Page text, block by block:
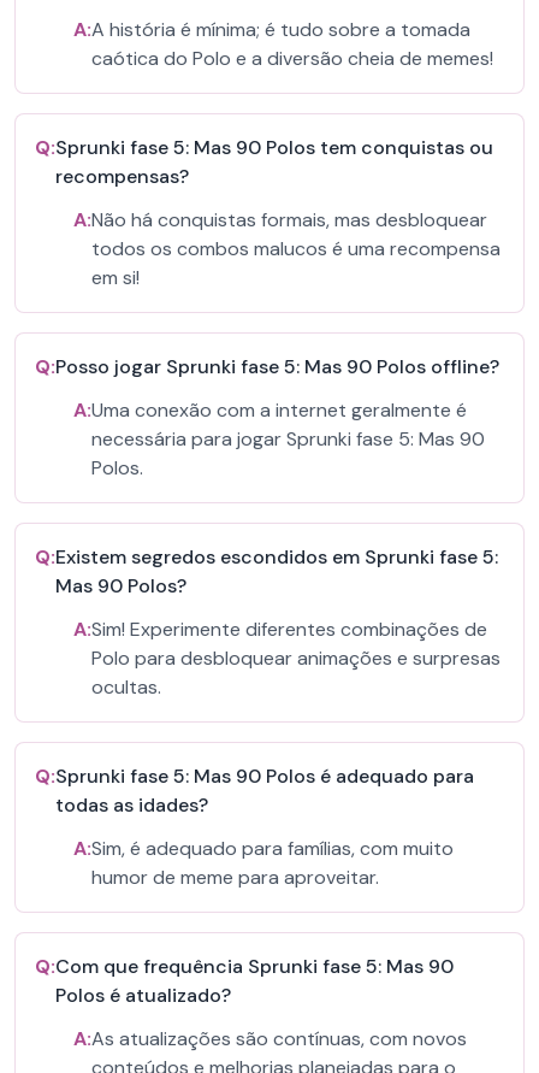
A:A história é mínima; é tudo sobre a tomada
caótica do Polo e a diversão cheia de memes!
Q:Sprunki fase 5: Mas 90 Polos tem conquistas ou
recompensas?
A:Não há conquistas formais, mas desbloquear
todos os combos malucos é uma recompensa
em si!
Q:Posso jogar Sprunki fase 5: Mas 90 Polos offline?
A:Uma conexão com a internet geralmente é
necessária para jogar Sprunki fase 5: Mas 90
Polos.
Q:Existem segredos escondidos em Sprunki fase 5:
Mas 90 Polos?
A:Sim! Experimente diferentes combinações de
Polo para desbloquear animações e surpresas
ocultas.
Q:Sprunki fase 5: Mas 90 Polos é adequado para
todas as idades?
A:Sim, é adequado para famílias, com muito
humor de meme para aproveitar.
Q:Com que frequência Sprunki fase 5: Mas 90
Polos é atualizado?
A:As atualizações são contínuas, com novos
conteúdos e melhorias planejadas para o